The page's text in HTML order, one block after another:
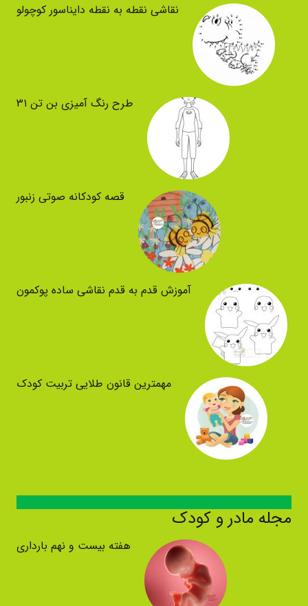
نقاشی نقطه به نقطه دایناسور کوچولو
طرح رنگ آمیزی بن تن ۳۱
قصه کودکانه صوتی زنبور
آموزش قدم به قدم نقاشی ساده پوکمون
مهمترین قانون طلایی تربیت کودک
مجله مادر و کودک
هفته بیست و نهم بارداری